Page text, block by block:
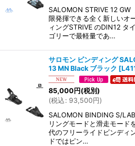
SALOMON STRIVE 12
限発揮できる全く新しいオ
ィングSTRIVE のDIN12 タ
ゴリーで最軽量であ…
サロモン ビンディング
13 MN Black ブラック [
85,000円(税別)
(税込: 93,500円)
SALOMON BINDING S/
リングモードと滑走モード
代のフリーライドビンディ
ドではピン…